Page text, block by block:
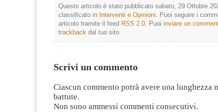
Questo articolo è stato pubblicato sabato, 29 Ottobre
classificato in Interventi e Opinioni. Puoi seguire i
articolo tramite il feed RSS 2.0. Puoi inviare un
trackback dal tuo sito.
Scrivi un commento
Ciascun commento potrà avere una lunghezza
battute.
Non sono ammessi commenti consecutivi.